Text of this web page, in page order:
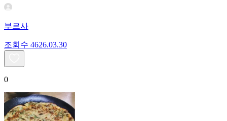
부르사
조회수 4626.03.30
0